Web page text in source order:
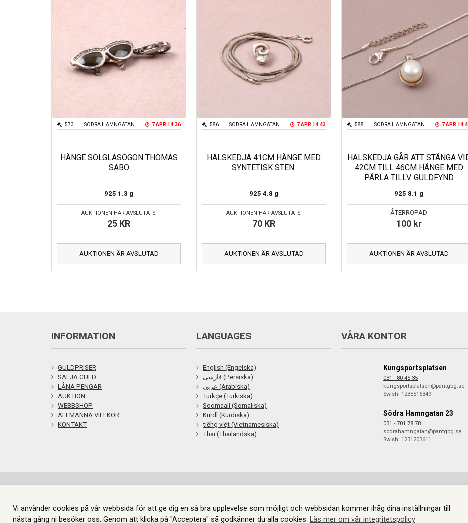
SÖDRA HAMNGATAN
573 7 APR 14:36
HÄNGE SOLGLASÖGON THOMAS
SABO
925 1.3 g
AUKTIONEN HAR AVSLUTATS:
25 KR
AUKTIONEN ÄR AVSLUTAD
SÖDRA HAMNGATAN
586 7 APR 14:43
HALSKEDJA 41CM HÄNGE MED
SYNTETISK STEN.
925 4.8 g
AUKTIONEN HAR AVSLUTATS:
70 KR
AUKTIONEN ÄR AVSLUTAD
SÖDRA HAMNGATAN
588 7 APR
HALSKEDJA GÅR ATT STÄNGA
42CM TILL 46CM HÄNGE MED
PÄRLA TILLV. GULDFYND
925 8.1 g
ÅTERROPAD
100 kr
AUKTIONEN ÄR AVSLUTAD
INFORMATION
GULDPRISER
SÄLJA GULD
LÅNA PENGAR
AUKTION
WEBBSHOP
ALLMÄNNA VILLKOR
KONTAKT
LANGUAGES
English (Engelska)
فارسی (Persiska)
عربي (Arabiska)
Türkçe (Turkiska)
Soomaali (Somaliska)
Kurdî (Kurdiska)
tiếng việt (Vietnamesiska)
Thai (Thailändska)
VÅRA KONTOR
Kungsportsplatsen
031 - 80 45 35
kungsportsplatsen@pantgbg.se
Swish: 1235516349
Södra Hamngatan 23
031 - 701 78 78
sodrahamngatan@pantgbg.se
Swish: 1231203611
Vi använder cookies på vår webbsida för att ge dig en så bra upplevelse som möjligt och webbsidan kommer ihåg dina inställningar till
nästa gång ni besöker oss. Genom att klicka på "Acceptera" så godkänner du alla cookies. Läs mer om vår integritetspolicy